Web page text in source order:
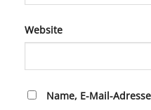
Website
Name, E-Mail-